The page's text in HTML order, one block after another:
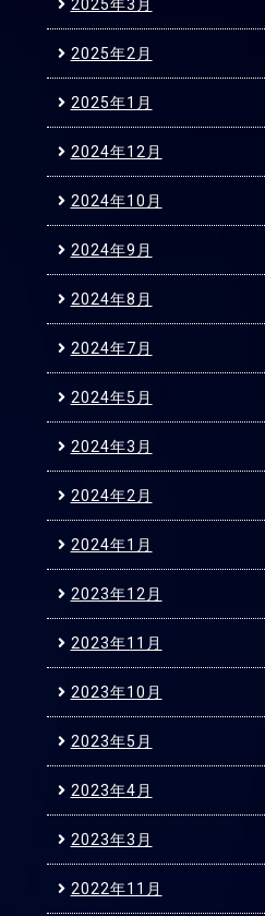
2025年3月
2025年2月
2025年1月
2024年12月
2024年10月
2024年9月
2024年8月
2024年7月
2024年5月
2024年3月
2024年2月
2024年1月
2023年12月
2023年11月
2023年10月
2023年5月
2023年4月
2023年3月
2022年11月